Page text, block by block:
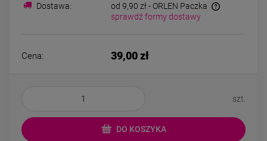
Dostawa:
od 9,90 zł - ORLEN Paczka
sprawdź formy dostawy
Cena: 39,00 zł
szt.
DO KOSZYKA